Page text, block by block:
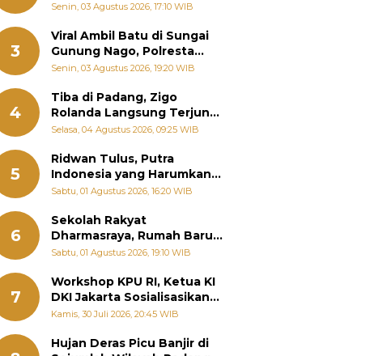
Senin, 03 Agustus 2026, 17:10 WIB
3
Viral Ambil Batu di Sungai
Gunung Nago, Polresta
Padang Ungkap Fakta
Senin, 03 Agustus 2026, 19:20 WIB
4
Tiba di Padang, Zigo
Rolanda Langsung Terjun
Bantu Warga Terdampak
Selasa, 04 Agustus 2026, 09:25 WIB
5
Ridwan Tulus, Putra
Indonesia yang Harumkan
Nama Bangsa hingga
Jepang
Sabtu, 01 Agustus 2026, 16:20 WIB
6
Sekolah Rakyat
Dharmasraya, Rumah Baru
268 Anak Menggapai Mimpi
Kemiskinan
Sabtu, 01 Agustus 2026, 19:10 WIB
7
Workshop KPU RI, Ketua KI
DKI Jakarta Sosialisasikan
Hukum Acara Penyelesaian
Kamis, 30 Juli 2026, 20:45 WIB
Hujan Deras Picu Banjir di